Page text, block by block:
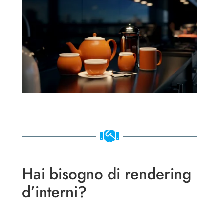
Hai bisogno di rendering
d’interni?